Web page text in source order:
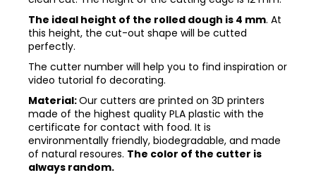
The ideal height of the rolled dough is 4 mm. At
this height, the cut-out shape will be cutted
perfectly.
The cutter number will help you to find inspiration or
video tutorial fo decorating.
Material:Our cutters are printed on 3D printers
made of the highest quality PLA plastic with the
certificate for contact with food. It is
environmentally friendly, biodegradable, and made
of natural resoures. The color of the cutter is
always random.